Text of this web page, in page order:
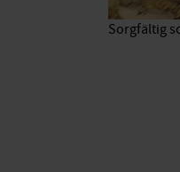
Sorgfältig